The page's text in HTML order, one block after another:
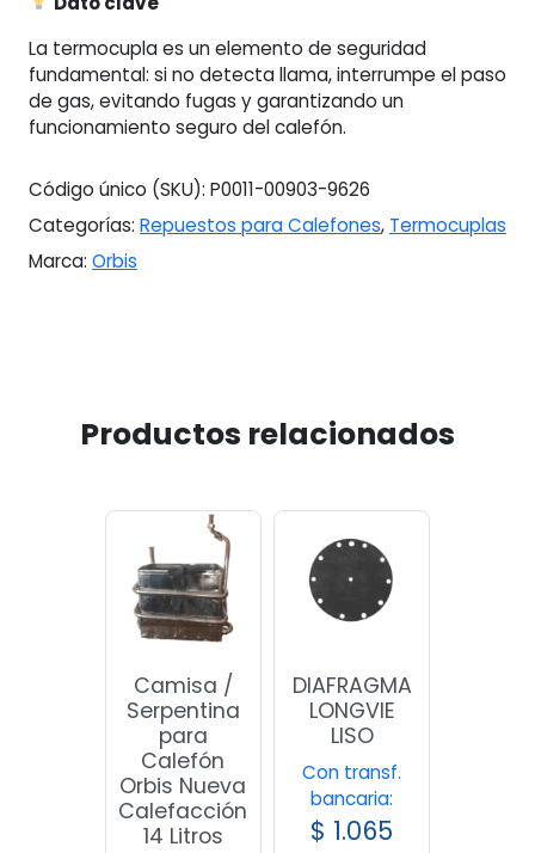
La termocupla es un elemento de seguridad
fundamental: si no detecta llama, interrumpe el paso
de gas, evitando fugas y garantizando un
funcionamiento seguro del calefón.
Código único (SKU): P0011-00903-9626
Categorías: Repuestos para Calefones, Termocuplas
Marca: Orbis
Productos relacionados
Camisa /
Serpentina
para
Calefón
Orbis Nueva
Calefacción
14 Litros
DIAFRAGMA
LONGVIE
LISO
Con transf.
bancaria:
$ 1.065